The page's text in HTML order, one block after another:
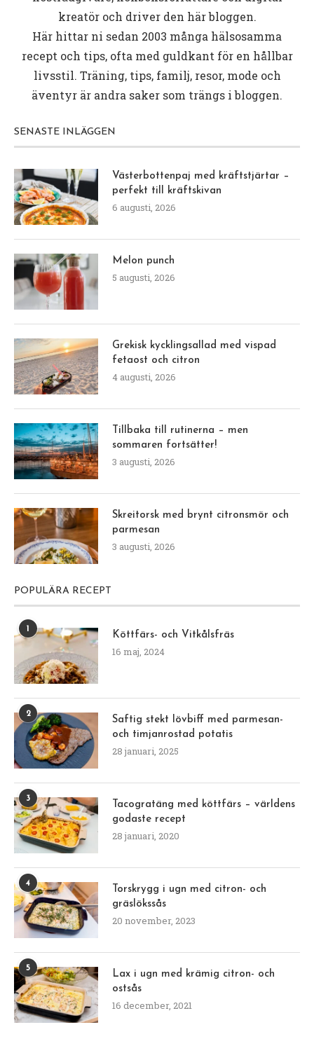
kreatör och driver den här bloggen.
Här hittar ni sedan 2003 många hälsosamma
recept och tips, ofta med guldkant för en hållbar
livsstil. Träning, tips, familj, resor, mode och
äventyr är andra saker som trängs i bloggen.
SENASTE INLÄGGEN
Västerbottenpaj med kräftstjärtar –
perfekt till kräftskivan
6 augusti, 2026
Melon punch
5 augusti, 2026
Grekisk kycklingsallad med vispad
fetaost och citron
4 augusti, 2026
Tillbaka till rutinerna – men
sommaren fortsätter!
3 augusti, 2026
Skreitorsk med brynt citronsmör och
parmesan
3 augusti, 2026
POPULÄRA RECEPT
1
Köttfärs- och Vitkålsfräs
16 maj, 2024
2
Saftig stekt lövbiff med parmesan-
och timjanrostad potatis
28 januari, 2025
3
Tacogratäng med köttfärs – världens
godaste recept
28 januari, 2020
4
Torskrygg i ugn med citron- och
gräslökssås
20 november, 2023
5
Lax i ugn med krämig citron- och
ostsås
16 december, 2021